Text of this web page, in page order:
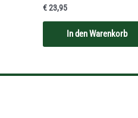
€23,95
In den Warenkorb